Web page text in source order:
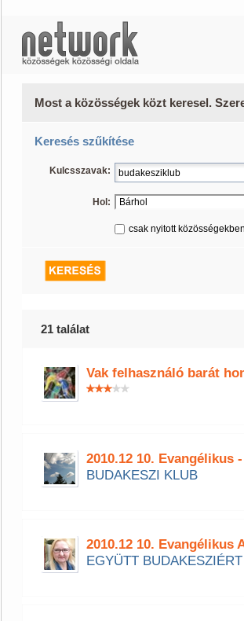
Most a közösségek közt keresel.
Keresés szűkítése
Kulcsszavak:
Hol:
csak nyitott közösségekben
21 találat
Vak felhasználó barát
2010.12 10. Evangélikus
BUDAKESZI KLUB
2010.12 10. Evangélikus
EGYÜTT